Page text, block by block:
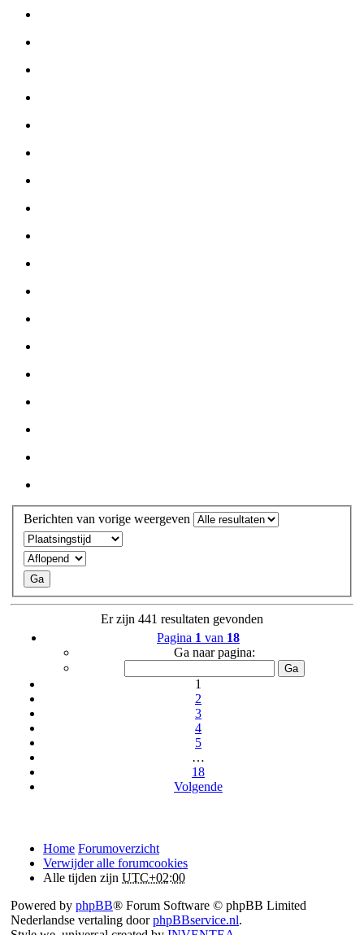
Berichten van vorige weergeven
Er zijn 441 resultaten gevonden
Pagina 1 van 18
Ga naar pagina:
1
2
3
4
5
…
18
Volgende
Home Forumoverzicht
Verwijder alle forumcookies
Alle tijden zijn UTC+02:00
Powered by phpBB® Forum Software © phpBB Limited
Nederlandse vertaling doorphpBBservice.nl.